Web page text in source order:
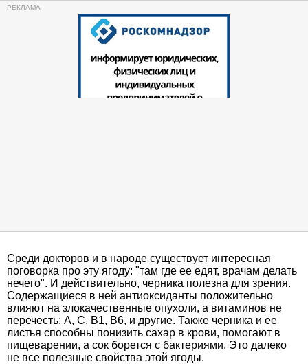
Среди докторов и в народе существует интересная
поговорка про эту ягоду: "там где ее едят, врачам делать
нечего". И действительно, черника полезна для зрения.
Содержащиеся в ней антиоксиданты положительно
влияют на злокачественные опухоли, а витаминов не
перечесть: А, С, В1, B6, и другие. Также черника и ее
листья способны понизить сахар в крови, помогают в
пищеварении, а сок борется с бактериями. Это далеко
не все полезные свойства этой ягоды.